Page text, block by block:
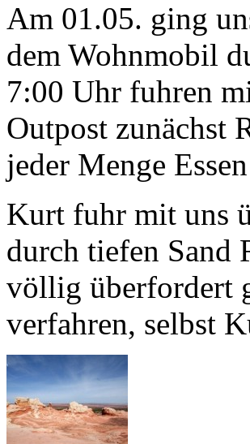
Am 01.05. ging
dem Wohnmobil
7:00 Uhr fuhren
Outpost zunächst
jeder Menge
Kurt fuhr mit uns
durch tiefen Sand
völlig überfordert
verfahren, selbst